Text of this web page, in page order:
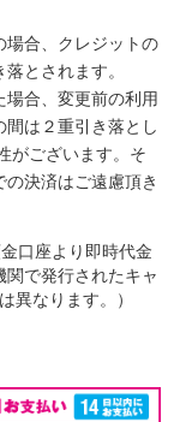
場合、クレジットの
とされます。
合、変更前の利用
は２重引き落とし
がございます。そ
決済はご遠慮頂き
口座より即時代金
で発行されたキャ
異なります。）